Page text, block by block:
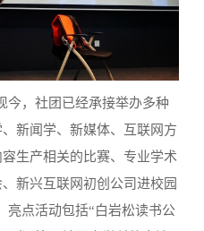
今，社团已经承接举办多种
新闻学、新媒体、互联网方
生产相关的比赛、专业学术
新兴互联网初创公司进校园
亮点活动包括“白岩松读书公